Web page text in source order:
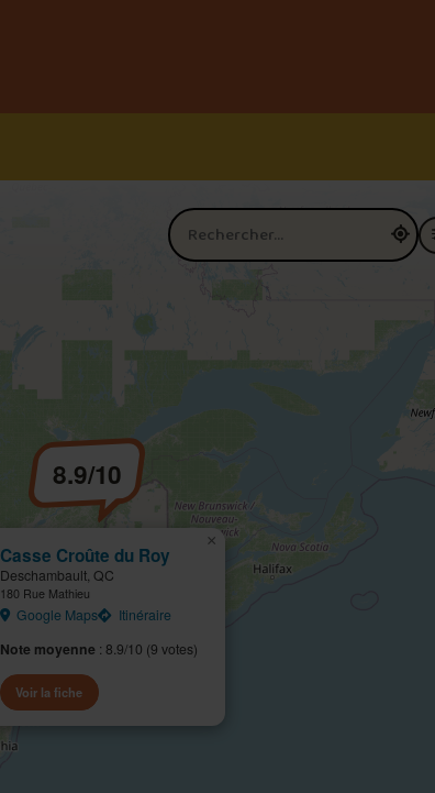
Nom du restaurant
8.9/10
Casse Croûte du Roy
Deschambault, QC
180 Rue Mathieu
Google Maps
Itinéraire
Note moyenne : 8.9/10 (9 votes)
Voir la fiche
×